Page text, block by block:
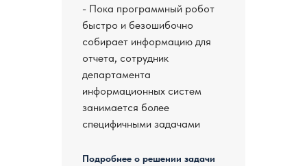
- Пока программный робот
быстро и безошибочно
собирает информацию для
отчета, сотрудник
департамента
информационных систем
занимается более
специфичными задачами
Подробнее о решении задачи